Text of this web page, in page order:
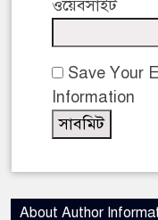
ওয়েবসাইট
Save Your
Information
About Author